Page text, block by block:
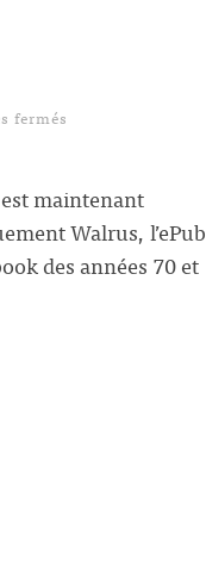
fermés
maintenant
Walrus, l’ePub
des années 70 et